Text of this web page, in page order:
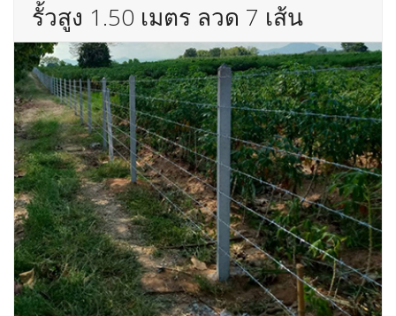
รั้วสูง 1.50 เมตร ลวด 7 เส้น